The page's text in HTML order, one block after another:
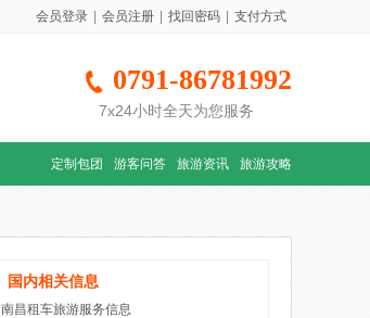
会员登录 会员注册 找回密码 支付方式
0791-86781992
7x24小时全天为您服务
定制包团 游客问答 旅游资讯 旅游攻略
国内相关信息
南昌租车旅游服务信息